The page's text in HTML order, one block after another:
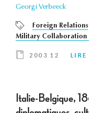
Georgi Verbeeck
Foreign Relations
Military Collaboration
2003 12
Italie-Belgique,